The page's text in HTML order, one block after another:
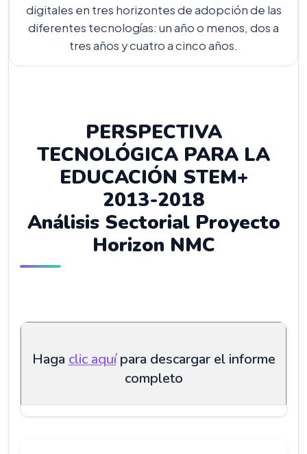
digitales en tres horizontes de adopción de las
diferentes tecnologías: un año o menos, dos a
tres años y cuatro a cinco años.
PERSPECTIVA
TECNOLÓGICA PARA LA
EDUCACIÓN STEM+
2013-2018
Análisis Sectorial Proyecto
Horizon NMC
Haga clic aquípara descargar el informe
completo